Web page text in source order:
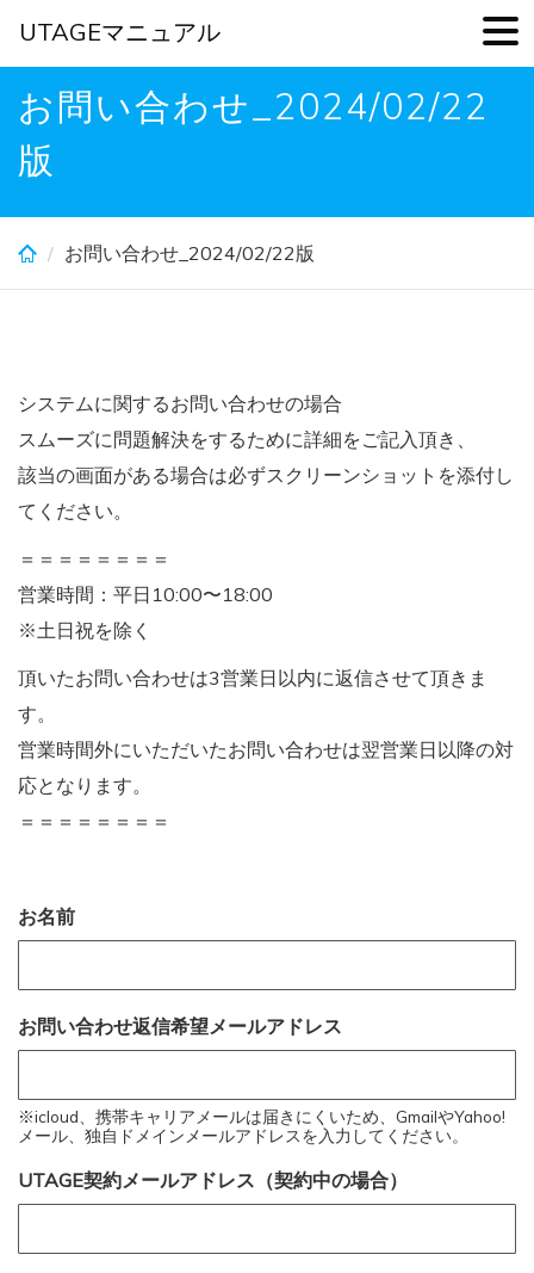
Skip
main
content
お問い合わせ_2024/02/22
版
お問い合わせ_2024/02/22版
システムに関するお問い合わせの場合
スムーズに問題解決をするために詳細をご記入頂き、
該当の画面がある場合は必ずスクリーンショットを添付し
てください。
＝＝＝＝＝＝＝＝
営業時間：平日10:00〜18:00
※土日祝を除く
頂いたお問い合わせは3営業日以内に返信させて頂きま
す。
営業時間外にいただいたお問い合わせは翌営業日以降の対
応となります。
＝＝＝＝＝＝＝＝
お名前
お問い合わせ返信希望メールアドレス
※icloud、携帯キャリアメールは届きにくいため、GmailやYahoo!
メール、独自ドメインメールアドレスを入力してください。
UTAGE契約メールアドレス（契約中の場合）
UTAGEマニュアル